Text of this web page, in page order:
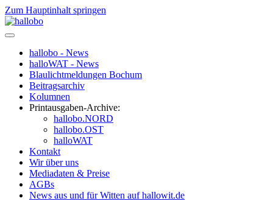
Zum Hauptinhalt springen
hallobo - News
halloWAT - News
Blaulichtmeldungen Bochum
Beitragsarchiv
Kolumnen
Printausgaben-Archive:
hallobo.NORD
hallobo.OST
halloWAT
Kontakt
Wir über uns
Mediadaten & Preise
AGBs
News aus und für Witten auf hallowit.de